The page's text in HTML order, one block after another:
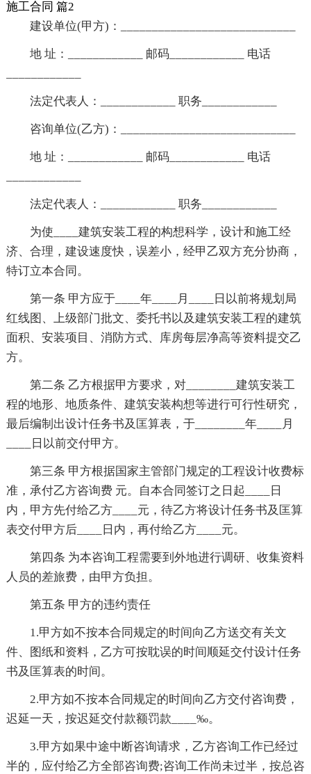
施工合同 篇2
建设单位(甲方)：____________________________
地 址：____________ 邮码____________ 电话
法定代表人：____________ 职务____________
咨询单位(乙方)：____________________________
地 址：____________ 邮码____________ 电话
法定代表人：____________ 职务____________
为使____建筑安装工程的构想科学，设计和施工经
济、合理，建设速度快，误差小，经甲乙双方充分协商，
特订立本合同。
第一条 甲方应于____年____月____日以前将规划局
红线图、上级部门批文、委托书以及建筑安装工程的建筑
面积、安装项目、消防方式、库房每层净高等资料提交乙
方。
第二条 乙方根据甲方要求，对________建筑安装工
程的地形、地质条件、建筑安装构想等进行可行性研究，
最后编制出设计任务书及匡算表，于________年____月
____日以前交付甲方。
第三条 甲方根据国家主管部门规定的工程设计收费标
准，承付乙方咨询费 元。自本合同签订之日起____日
内，甲方先付给乙方____元，待乙方将设计任务书及匡算
表交付甲方后____日内，再付给乙方____元。
第四条 为本咨询工程需要到外地进行调研、收集资料
人员的差旅费，由甲方负担。
第五条 甲方的违约责任
1.甲方如不按本合同规定的时间向乙方送交有关文
件、图纸和资料，乙方可按耽误的时间顺延交付设计任务
书及匡算表的时间。
2.甲方如不按本合同规定的时间向乙方交付咨询费，
迟延一天，按迟延交付款额罚款____‰。
3.甲方如果中途中断咨询请求，乙方咨询工作已经过
半的，应付给乙方全部咨询费;咨询工作尚未过半，按总咨